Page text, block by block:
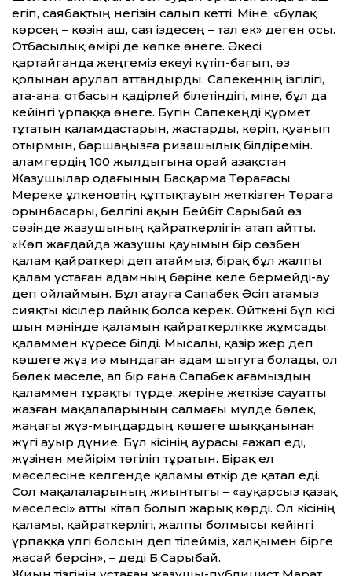
егіп, саябақтың негізін салып кетті. Міне, «бұлақ
көрсең – көзін аш, сая іздесең – тал ек» деген осы.
Отбасылық өмірі де көпке өнеге. Әкесі
қартайғанда жеңгеміз екеуі күтіп-бағып, өз
қолынан арулап аттандырды. Сапекеңнің ізгілігі,
ата-ана, отбасын қадірлей білетіндігі, міне, бұл да
кейінгі ұрпаққа өнеге. Бүгін Сапекеңді құрмет
тұтатын қаламдастарын, жастарды, көріп, қуанып
отырмын, баршаңызға ризашылық білдіремін.
Қаламгердің 100 жылдығына орай Қазақстан
Жазушылар одағының Басқарма Төрағасы
Мереке Құлкеновтің құттықтауын жеткізген Төраға
орынбасары, белгілі ақын Бейбіт Сарыбай өз
сөзінде жазушының қайраткерлігін атап айтты.
«Көп жағдайда жазушы қауымын бір сөзбен
қалам қайраткері деп атаймыз, бірақ бұл жалпы
қалам ұстаған адамның бәріне келе бермейді-ау
деп ойлаймын. Бұл атауға Сапабек Әсіп атамыз
сияқты кісілер лайық болса керек. Өйткені бұл кісі
шын мәнінде қаламын қайраткерлікке жұмсады,
қаламмен күресе білді. Мысалы, қазір жер деп
көшеге жүз иә мыңдаған адам шығуға болады, ол
бөлек мәселе, ал бір ғана Сапабек ағамыздың
қаламмен тұрақты түрде, жеріне жеткізе сауатты
жазған мақалаларының салмағы мүлде бөлек,
жаңағы жүз-мыңдардың көшеге шыққанынан
жүгі ауыр дүние. Бұл кісінің аурасы ғажап еді,
жүзінен мейірім төгіліп тұратын. Бірақ ел
мәселесіне келгенде қаламы өткір де қатал еді.
Сол мақалаларының жиынтығы – «Қауқарсыз қазақ
мәселесі» атты кітап болып жарық көрді. Ол кісінің
қаламы, қайраткерлігі, жалпы болмысы кейінгі
ұрпаққа үлгі болсын деп тілейміз, халқымен бірге
жасай берсін», – деді Б.Сарыбай.